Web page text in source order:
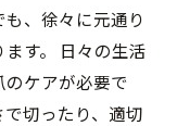
、徐々に元通り
す。 日々の生活
ケアが必要で
切ったり、適切